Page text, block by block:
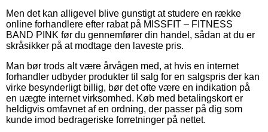
Men det kan alligevel blive gunstigt at studere en række
online forhandlere efter rabat på MISSFIT – FITNESS
BAND PINK før du gennemfører din handel, sådan at du er
skråsikker på at modtage den laveste pris.
Man bør trods alt være årvågen med, at hvis en internet
forhandler udbyder produkter til salg for en salgspris der kan
virke besynderligt billig, bør det ofte være en indikation på
en uægte internet virksomhed. Køb med betalingskort er
heldigvis omfavnet af en ordning, der passer på dig som
kunde imod bedrageriske forretninger på nettet.